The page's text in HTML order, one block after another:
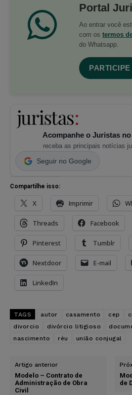
Portal
Ao entrar você
com os termos
do Whatsapp.
Acompanhe o Juristas
receba as principais notícias
Seguir no Google
Compartilhe isso:
X Imprimir
Threads Facebook
Pinterest Tumblr
Nextdoor E-mail
LinkedIn
TAGS autor casamento cep
divorcio
divórcio litigioso
nascimento
réu união conjugal
Artigo anterior
Modelo – Contrato de
Administração de Obra
Civil
de